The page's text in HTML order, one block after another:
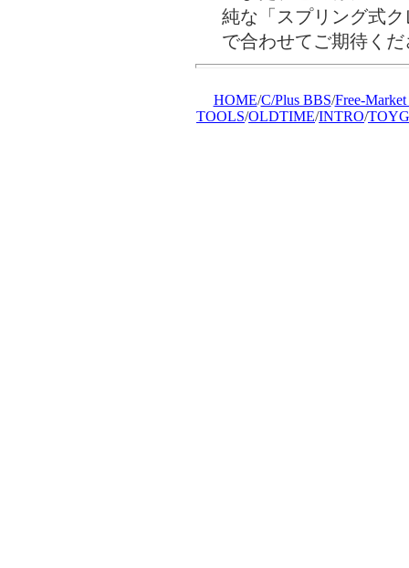
純な「スプリング式
で合わせてご期待く
HOME/C/Plus BBS/Free-Market
TOOLS/OLDTIME/INTRO/